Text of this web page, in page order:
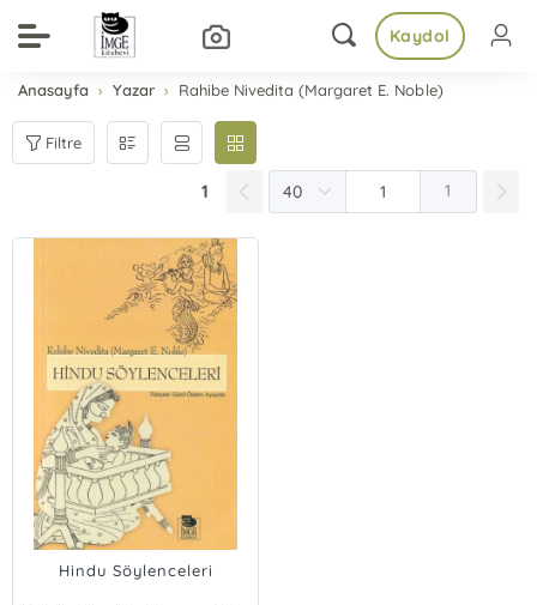
Kaydol
Anasayfa Yazar Rahibe Nivedita (Margaret E. Noble)
Filtre
1 1
Hindu Söylenceleri